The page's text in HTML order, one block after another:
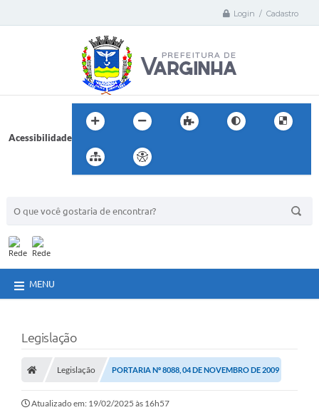
Login / Cadastro
Acessibilidade
MENU
Legislação
Legislação PORTARIA Nº 8088, 04 DE NOVEMBRO DE 2009
Atualizado em: 19/02/2025 às 16h57